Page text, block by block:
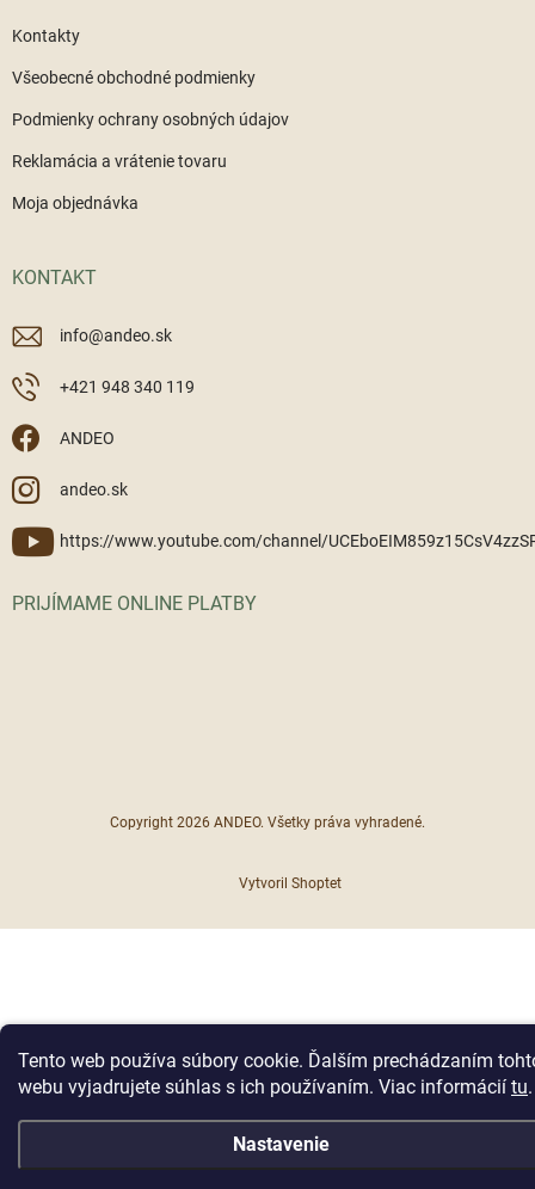
Tento web používa súbory cookie. Ďalším prechádzaním
webu vyjadrujete súhlas s ich používaním. Viac informácií tu.
Nastavenie
Kontakty
Všeobecné obchodné podmienky
Podmienky ochrany osobných údajov
Reklamácia a vrátenie tovaru
Moja objednávka
KONTAKT
info@andeo.sk
+421 948 340 119
ANDEO
andeo.sk
https://www.youtube.com/channel/
PRIJÍMAME ONLINE PLATBY
Vytvoril Shoptet
Copyright 2026 ANDEO. Všetky práva vyhradené.